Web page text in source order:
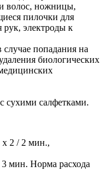
волос, ножницы,
пилочки для
рук, электроды к
случае попадания на
биологических
сухими салфетками.
х 2 / 2 мин.,
мин. Норма расхода